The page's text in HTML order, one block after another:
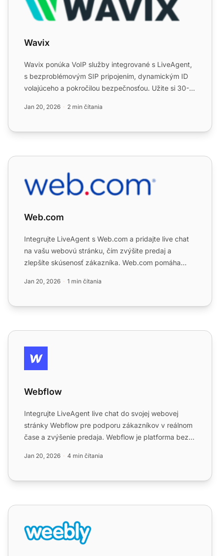
Wavix
Wavix ponúka VoIP služby integrované s LiveAgent,
s bezproblémovým SIP pripojením, dynamickým ID
volajúceho a pokročilou bezpečnosťou. Užite si 30-
Jan 20, 2026 2 min čítania
Web.com
Web.com
Integrujte LiveAgent s Web.com a pridajte live chat
na vašu webovú stránku, čím zvýšite predaj a
zlepšíte skúsenosť zákazníka. Web.com pomáha
Jan 20, 2026 1 min čítania
Webflow
Webflow
Integrujte LiveAgent live chat do svojej webovej
stránky Webflow pre podporu zákazníkov v reálnom
čase a zvýšenie predaja. Webflow je platforma bez
Jan 20, 2026 4 min čítania
Weebly